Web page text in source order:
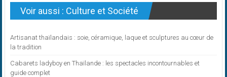
Voir aussi : Culture et Société
Artisanat thaïlandais : soie, céramique, laque et sculptures au cœur de
la tradition
Cabarets ladyboy en Thaïlande : les spectacles incontournables et
guide complet